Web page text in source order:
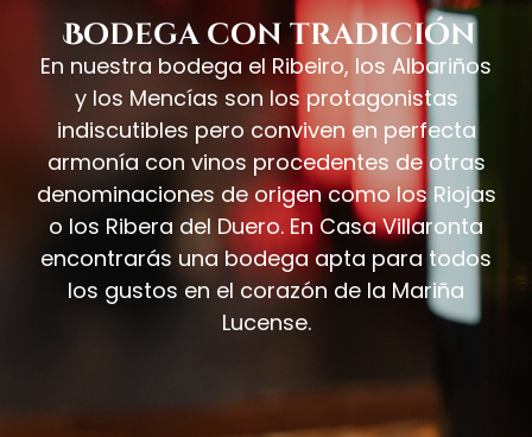
Bodega con tradición
En nuestra bodega el Ribeiro, los Albariños
y los Mencías son los protagonistas
indiscutibles pero conviven en perfecta
armonía con vinos procedentes de otras
denominaciones de origen como los Riojas
o los Ribera del Duero. En Casa Villaronta
encontrarás una bodega apta para todos
los gustos en el corazón de la Mariña
Lucense.